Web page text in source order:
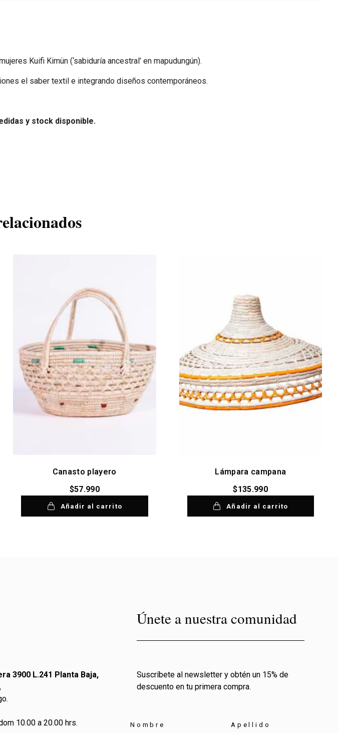
Kuifi Kimün (‘sabiduría ancestral’ en mapudungún).
el saber textil e integrando diseños contemporáneos.
y stock disponible.
Canasto playero
$57.990
Añadir al carrito
Lámpara campana
$135.990
Añadir al carrito
3900 L.241 Planta Baja,
10.00 a 20.00 hrs.
Únete a nuestra comunidad
Suscríbete al newsletter y obtén un 15% de
descuento en tu primera compra.
Nombre Apellido